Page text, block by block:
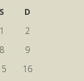
S
D
1
2
8
9
16